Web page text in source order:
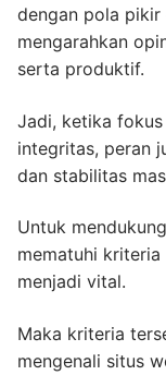
dengan pola
mengarahkan
serta produktif.
Jadi, ketika
integritas, peran
dan stabilitas
Untuk
mematuhi
menjadi vital.
Maka kriteria
mengenali situs